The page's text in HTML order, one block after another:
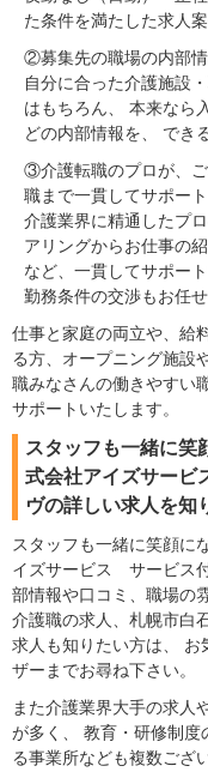
た条件を満たした求人
②募集先の職場の内部情
自分に合った介護施設
はもちろん、 本来なら
どの内部情報を、 でき
③介護転職のプロが、
職まで一貫してサポー
介護業界に精通したプ
アリングからお仕事の
など、一貫してサポー
勤務条件の交渉もお任せ
仕事と家庭の両立や、給
る方、オープニング施設
職みなさんの働きやすい
サポートいたします。
スタッフも一緒に笑
式会社アイズサー
ヴの詳しい求人を知
スタッフも一緒に笑顔に
イズサービス サービス
部情報や口コミ、職場の
介護職の求人、札幌市白
求人も知りたい方は、 お
ザーまでお尋ね下さい。
また介護業界大手の求人
が多く、 教育・研修制
る事業所なども複数ござ